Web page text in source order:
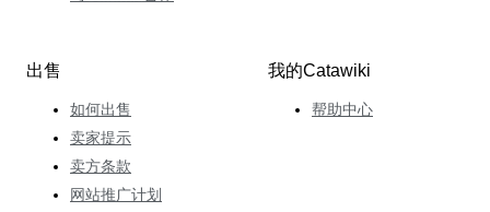
出售
如何出售
卖家提示
卖方条款
网站推广计划
我的Catawiki
帮助中心